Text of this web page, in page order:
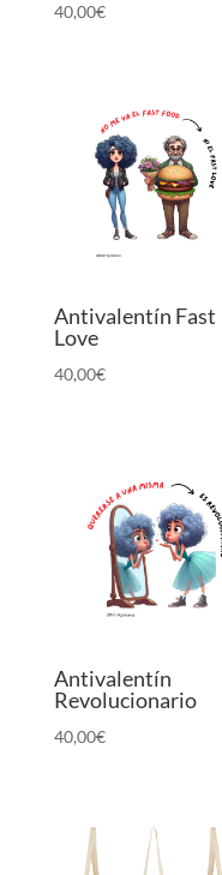
40,00€
Antivalentín Fast
Love
40,00€
Antivalentín
Revolucionario
40,00€